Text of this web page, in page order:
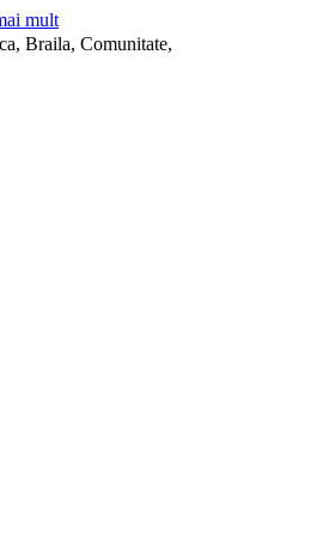
mult
Braila, Comunitate,